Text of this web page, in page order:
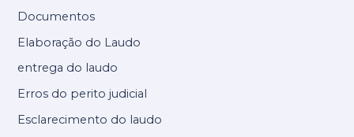
Documentos
Elaboração do Laudo
entrega do laudo
Erros do perito judicial
Esclarecimento do laudo